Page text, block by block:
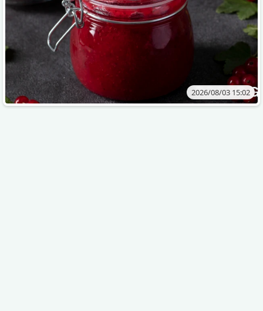
2026/08/03 15:02